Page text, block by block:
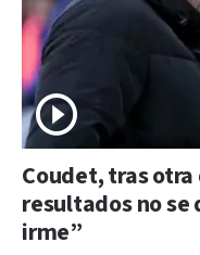
Coudet, tras
resultados no se
irme”